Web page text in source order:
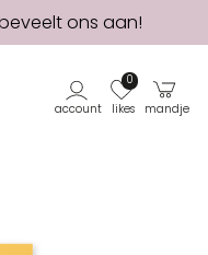
ons aan!
GRATIS
account likes
0
mandje